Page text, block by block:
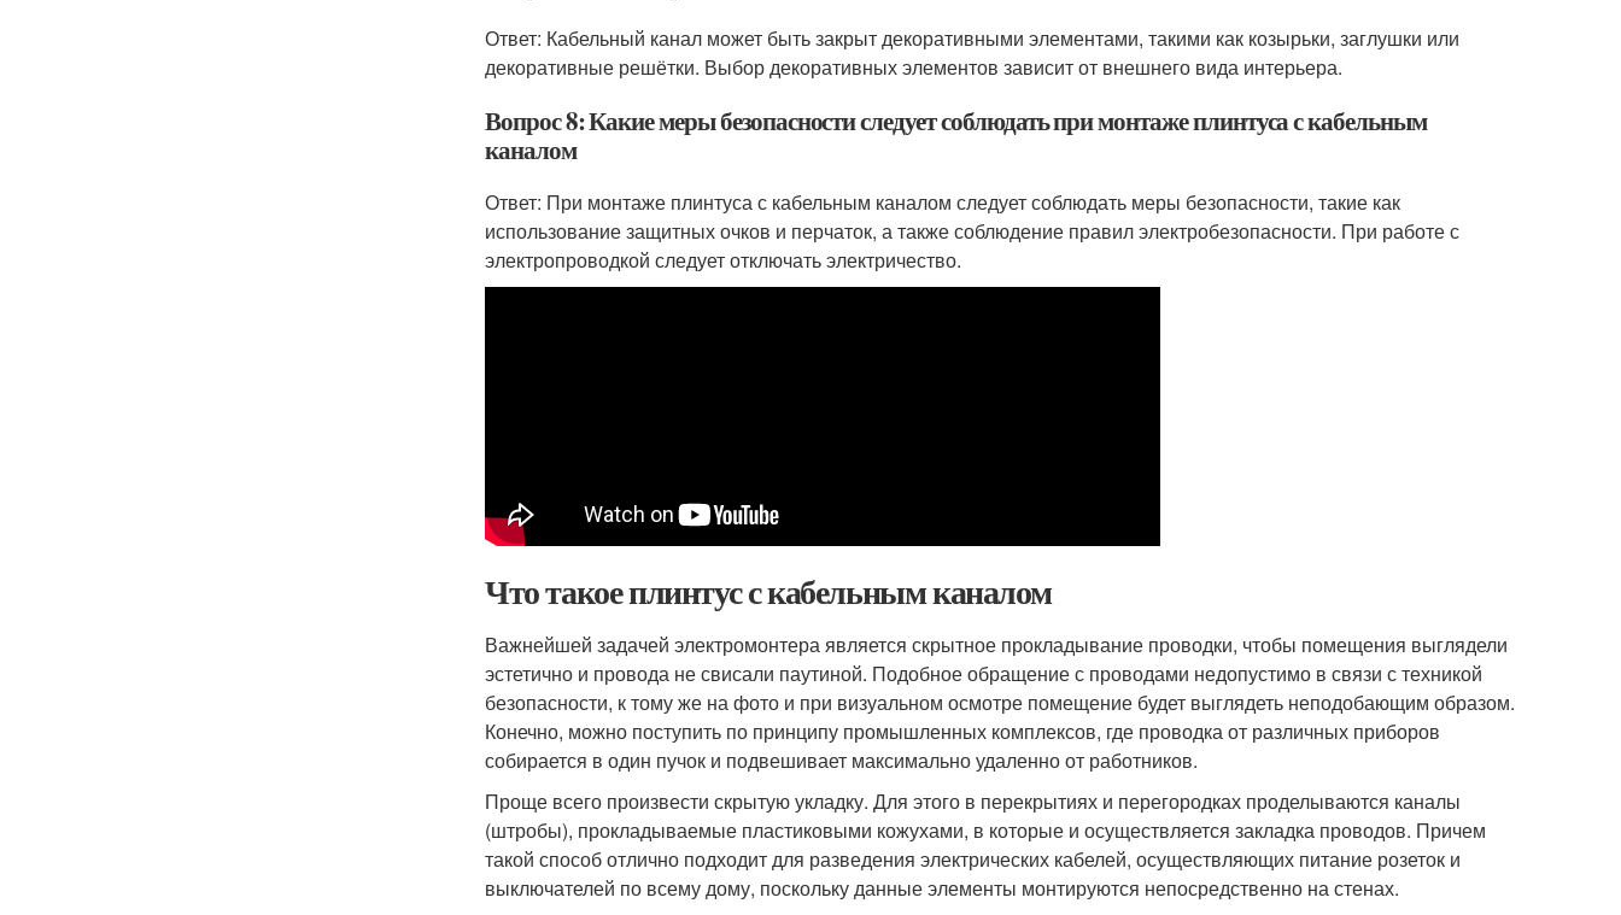
Ответ: Кабельный канал может быть закрыт декоративными элементами, такими как козырьки, заглушки или
декоративные решётки. Выбор декоративных элементов зависит от внешнего вида интерьера.
Вопрос 8: Какие меры безопасности следует соблюдать при монтаже плинтуса с кабельным
каналом
Ответ: При монтаже плинтуса с кабельным каналом следует соблюдать меры безопасности, такие как
использование защитных очков и перчаток, а также соблюдение правил электробезопасности. При работе с
электропроводкой следует отключать электричество.
Что такое плинтус с кабельным каналом
Важнейшей задачей электромонтера является скрытное прокладывание проводки, чтобы помещения выглядели
эстетично и провода не свисали паутиной. Подобное обращение с проводами недопустимо в связи с техникой
безопасности, к тому же на фото и при визуальном осмотре помещение будет выглядеть неподобающим образом.
Конечно, можно поступить по принципу промышленных комплексов, где проводка от различных приборов
собирается в один пучок и подвешивает максимально удаленно от работников.
Проще всего произвести скрытую укладку. Для этого в перекрытиях и перегородках проделываются каналы
(штробы), прокладываемые пластиковыми кожухами, в которые и осуществляется закладка проводов. Причем
такой способ отлично подходит для разведения электрических кабелей, осуществляющих питание розеток и
выключателей по всему дому, поскольку данные элементы монтируются непосредственно на стенах.